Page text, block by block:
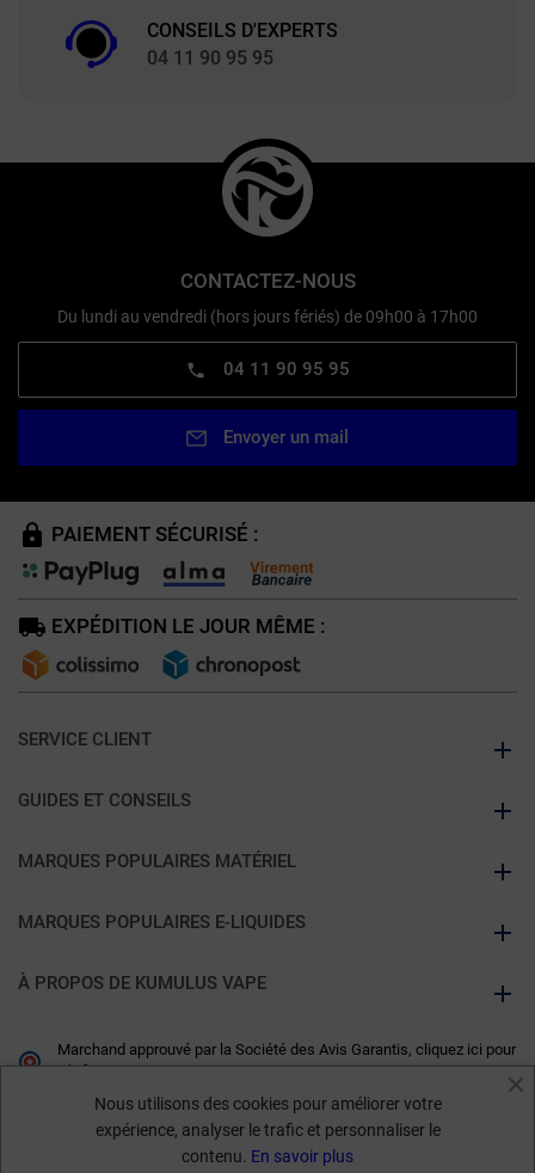
CONSEILS D'EXPERTS
04 11 90 95 95
CONTACTEZ-NOUS
Du lundi au vendredi (hors jours fériés) de 09h00 à 17h00
04 11 90 95 95
Envoyer un mail
PAIEMENT SÉCURISÉ :
EXPÉDITION LE JOUR MÊME :
SERVICE CLIENT
GUIDES ET CONSEILS
MARQUES POPULAIRES MATÉRIEL
MARQUES POPULAIRES E-LIQUIDES
À PROPOS DE KUMULUS VAPE
Marchand approuvé par la Société des Avis Garantis, cliquez ici pour
vérifier.
Nous utilisons des cookies pour améliorer votre
expérience, analyser le trafic et personnaliser le
contenu. En savoir plus